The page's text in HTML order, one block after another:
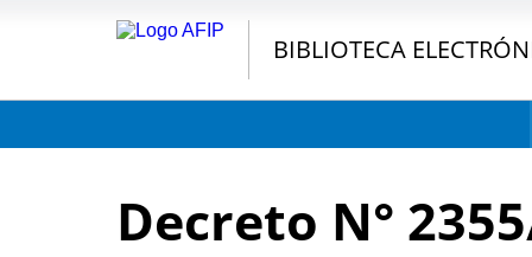
BIBLIOTECA
Decreto N°